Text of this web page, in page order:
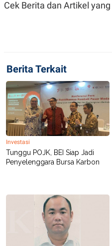
I
A
N
A
N
C
E
T
A
K
J
A
E
M
I
T
E
N
E
P
A
A
D
V
Cek Berita dan Artikel
Berita Terkait
Investasi
Tunggu POJK, BEI Siap Jadi
Penyelenggara Bursa Karbon